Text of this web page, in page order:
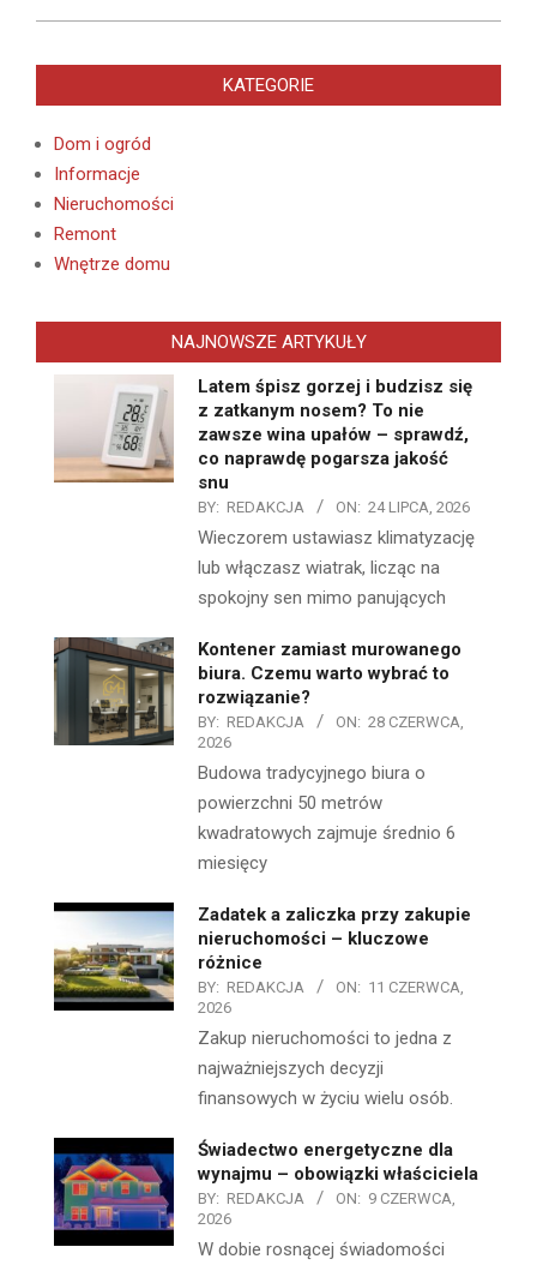
KATEGORIE
Dom i ogród
Informacje
Nieruchomości
Remont
Wnętrze domu
NAJNOWSZE ARTYKUŁY
Latem śpisz gorzej i budzisz się
z zatkanym nosem? To nie
zawsze wina upałów – sprawdź,
co naprawdę pogarsza jakość
snu
BY: REDAKCJA ON: 24 LIPCA, 2026
Wieczorem ustawiasz klimatyzację
lub włączasz wiatrak, licząc na
spokojny sen mimo panujących
Kontener zamiast murowanego
biura. Czemu warto wybrać to
rozwiązanie?
BY: REDAKCJA ON: 28 CZERWCA,
2026
Budowa tradycyjnego biura o
powierzchni 50 metrów
kwadratowych zajmuje średnio 6
miesięcy
Zadatek a zaliczka przy zakupie
nieruchomości – kluczowe
różnice
BY: REDAKCJA ON: 11 CZERWCA,
2026
Zakup nieruchomości to jedna z
najważniejszych decyzji
finansowych w życiu wielu osób.
Świadectwo energetyczne dla
wynajmu – obowiązki właściciela
BY: REDAKCJA ON: 9 CZERWCA,
2026
W dobie rosnącej świadomości